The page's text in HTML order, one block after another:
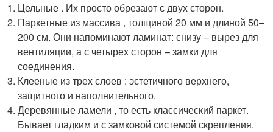
Цельные . Их просто обрезают с двух сторон.
Паркетные из массива , толщиной 20 мм и длиной 50–
200 см. Они напоминают ламинат: снизу – вырез для
вентиляции, а с четырех сторон – замки для
соединения.
Клееные из трех слоев : эстетичного верхнего,
защитного и наполнительного.
Деревянные ламели , то есть классический паркет.
Бывает гладким и с замковой системой скрепления.